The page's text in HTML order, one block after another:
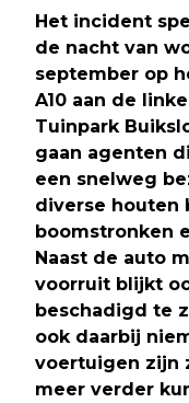
Het incident
de nacht van
september op
A10 aan de
Tuinpark
gaan agenten
een snelweg
diverse houten
boomstronken
Naast de auto
voorruit blijkt
beschadigd te
ook daarbij
voertuigen zijn
meer verder